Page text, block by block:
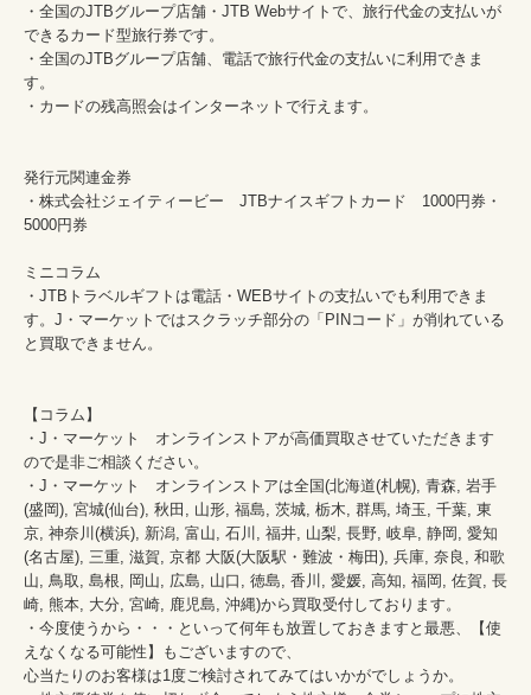
・全国のJTBグループ店舗・JTB Webサイトで、旅行代金の支払いが
できるカード型旅行券です。
・全国のJTBグループ店舗、電話で旅行代金の支払いに利用できま
す。
・カードの残高照会はインターネットで行えます。
発行元関連金券
・株式会社ジェイティービー　JTBナイスギフトカード　1000円券・
5000円券
ミニコラム
・JTBトラベルギフトは電話・WEBサイトの支払いでも利用できま
す。J・マーケットではスクラッチ部分の「PINコード」が削れている
と買取できません。
【コラム】
・J・マーケット　オンラインストアが高価買取させていただきます
ので是非ご相談ください。
・J・マーケット　オンラインストアは全国(北海道(札幌), 青森, 岩手
(盛岡), 宮城(仙台), 秋田, 山形, 福島, 茨城, 栃木, 群馬, 埼玉, 千葉, 東
京, 神奈川(横浜), 新潟, 富山, 石川, 福井, 山梨, 長野, 岐阜, 静岡, 愛知
(名古屋), 三重, 滋賀, 京都 大阪(大阪駅・難波・梅田), 兵庫, 奈良, 和歌
山, 鳥取, 島根, 岡山, 広島, 山口, 徳島, 香川, 愛媛, 高知, 福岡, 佐賀, 長
崎, 熊本, 大分, 宮崎, 鹿児島, 沖縄)から買取受付しております。
・今度使うから・・・といって何年も放置しておきますと最悪、【使
えなくなる可能性】もございますので、
心当たりのお客様は1度ご検討されてみてはいかがでしょうか。